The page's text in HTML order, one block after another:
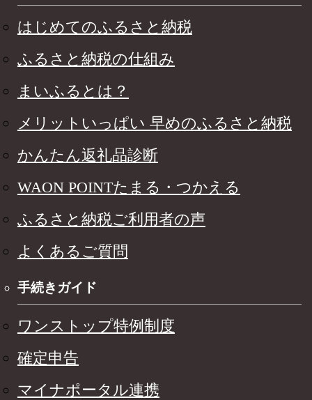
はじめてのふるさと納税
ふるさと納税の仕組み
まいふるとは？
メリットいっぱい 早めのふるさと納税
かんたん返礼品診断
WAON POINTたまる・つかえる
ふるさと納税ご利用者の声
よくあるご質問
手続きガイド
ワンストップ特例制度
確定申告
マイナポータル連携